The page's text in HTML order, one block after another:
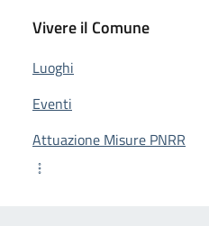
Vivere il Comune
Luoghi
Eventi
Attuazione Misure PNRR